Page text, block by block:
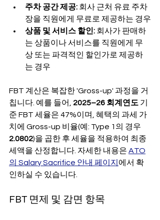
주차 공간 제공: 회사 근처 유료 주차
장을 직원에게 무료로 제공하는 경우
상품 및 서비스 할인: 회사가 판매하
는 상품이나 서비스를 직원에게 무
상 또는 파격적인 할인가로 제공하
는 경우
FBT 계산은 복잡한 'Gross-up' 과정을 거
칩니다. 예를 들어, 2025–26 회계연도 기
준 FBT 세율은 47%이며, 혜택의 과세 가
치에 Gross-up 비율(예: Type 1의 경우
2.0802)을 곱한 후 세율을 적용하여 최종
세액을 산정합니다. 자세한 내용은 ATO
의 Salary Sacrifice 안내 페이지 에서 확
인하실 수 있습니다.
FBT 면제 및 감면 항목